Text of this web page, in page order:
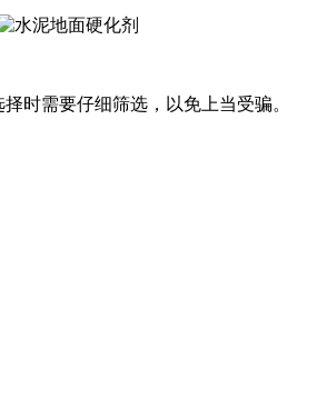
时需要仔细筛选，以免上当受骗。